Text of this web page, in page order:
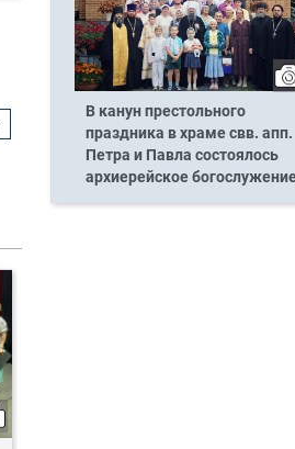
В канун престольного
праздника в храме свв. апп.
Петра и Павла состоялось
архиерейское